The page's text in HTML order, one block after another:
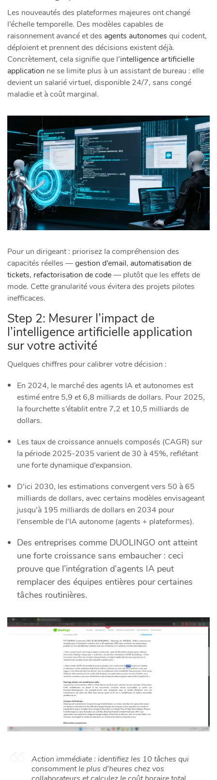
Les nouveautés des plateformes majeures ont changé
l’échelle temporelle. Des modèles capables de
raisonnement avancé et des agents autonomes qui codent,
déploient et prennent des décisions existent déjà.
Concrètement, cela signifie que l’intelligence artificielle
application ne se limite plus à un assistant de bureau : elle
devient un salarié virtuel, disponible 24/7, sans congé
maladie et à coût marginal.
Pour un dirigeant : priorisez la compréhension des
capacités réelles —gestion d’email, automatisation de
tickets, refactorisation de code— plutôt que les effets de
mode. Cette granularité vous évitera des projets pilotes
inefficaces.
Step 2: Mesurer l’impact de
l’intelligence artificielle application
sur votre activité
Quelques chiffres pour calibrer votre décision :
En 2024, le marché des agents IA et autonomes est
estimé entre 5,9 et 6,8 milliards de dollars.​ Pour 2025,
la fourchette s’établit entre 7,2 et 10,5 milliards de
dollars.​
Les taux de croissance annuels composés (CAGR) sur
la période 2025-2035 varient de 30 à 45%, reflétant
une forte dynamique d’expansion.​
D’ici 2030, les estimations convergent vers 50 à 65
milliards de dollars, avec certains modèles envisageant
jusqu’à 195 milliards de dollars en 2034 pour
l’ensemble de l’IA autonome (agents + plateformes).​
Des entreprises comme DUOLINGO ont atteint
une forte croissance sans embaucher : ceci
prouve que l’intégration d’agents IA peut
remplacer des équipes entières pour certaines
tâches routinières.
Action immédiate : identifiez les 10 tâches qui
consomment le plus d’heures chez vos